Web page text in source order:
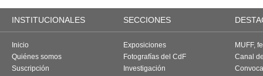
INSTITUCIONALES SECCIONES
Inicio
Quiénes somos
Suscripción
Exposiciones
Fotografías del CdF
Investigación
MUFF,
Canal